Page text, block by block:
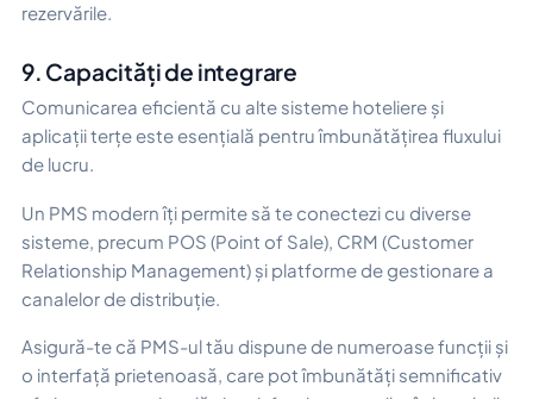
rezervările.
9. Capacități de integrare
Comunicarea eficientă cu alte sisteme hoteliere și
aplicații terțe este esențială pentru îmbunătățirea fluxului
de lucru.
Un PMS modern îți permite să te conectezi cu diverse
sisteme, precum POS (Point of Sale), CRM (Customer
Relationship Management) și platforme de gestionare a
canalelor de distribuție.
Asigură-te că PMS-ul tău dispune de numeroase funcții și
o interfață prietenoasă, care pot îmbunătăți semnificativ